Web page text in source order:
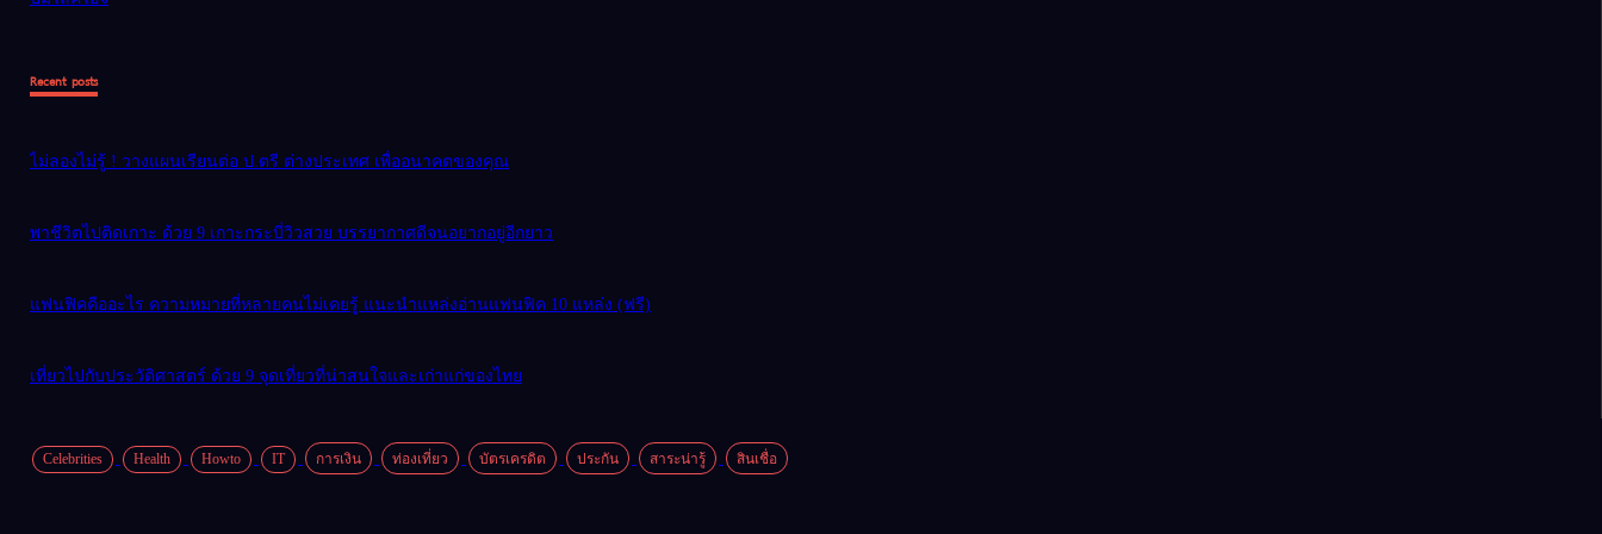
Recent posts
ไม่ลองไม่รู้ ! วางแผนเรียนต่อ ป.ตรี ต่างประเทศ เพื่ออนาคตของคุณ
พาชีวิตไปติดเกาะ ด้วย 9 เกาะกระบี่วิวสวย บรรยากาศดีจนอยากอยู่อีกยาว
แฟนฟิคคืออะไร ความหมายที่หลายคนไม่เคยรู้ แนะนำแหล่งอ่านแฟนฟิค 10 แหล่ง (ฟรี)
เที่ยวไปกับประวัติศาสตร์ ด้วย 9 จุดเที่ยวที่น่าสนใจและเก่าแก่ของไทย
Celebrities Health Howto IT การเงิน ท่องเที่ยว บัตรเครดิต ประกัน สาระน่ารู้ สินเชื่อ